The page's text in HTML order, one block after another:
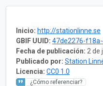
Inicio: http://stationlinne.se
GBIF UUID: 47de2276-
Fecha de publicación: 2 de
Publicado por: Station
Licencia: CC0 1.0
¿Cómo referenciar?